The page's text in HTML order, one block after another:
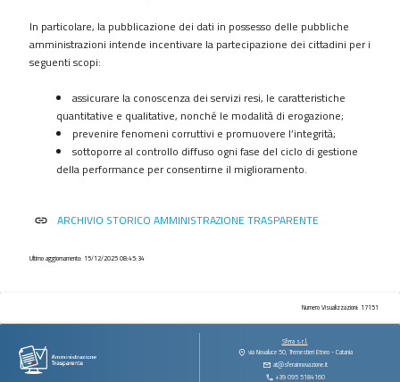
Controlli
sulle
contratti
contributi
vantaggi
immobili
e
In particolare, la pubblicazione dei dati in possesso delle pubbliche
amministrazioni intende incentivare la partecipazione dei cittadini per i
seguenti scopi:
assicurare la conoscenza dei servizi resi, le caratteristiche
quantitative e qualitative, nonché le modalità di erogazione;
prevenire fenomeni corruttivi e promuovere l’integrità;
sottoporre al controllo diffuso ogni fase del ciclo di gestione
della performance per consentirne il miglioramento.
link ARCHIVIO STORICO AMMINISTRAZIONE TRASPARENTE
Ultimo aggiornamento: 15/12/2025 08:45:34
Numero Visualizzazioni: 17151
Sfera s.r.l.
via Novaluce 50, Tremestieri Etneo - Catania
at@sferainnovazione.it
+39 095 5184160